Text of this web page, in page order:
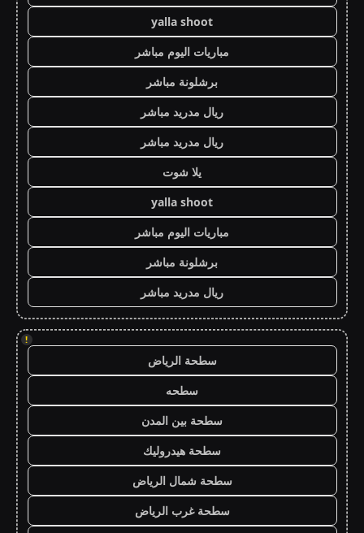
yalla shoot
مباريات اليوم مباشر
برشلونة مباشر
ريال مدريد مباشر
ريال مدريد مباشر
يلا شوت
yalla shoot
مباريات اليوم مباشر
برشلونة مباشر
ريال مدريد مباشر
!
سطحة الرياض
سطحه
سطحة بين المدن
سطحة هيدروليك
سطحة شمال الرياض
سطحة غرب الرياض